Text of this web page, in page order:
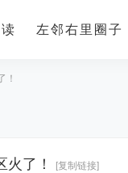
左邻右里圈子
！
了！ [复制链接]